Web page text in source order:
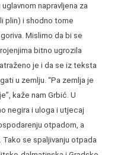
napravljena za
plin) i shodno tome
Mislimo da bi se
bitno ugrozila
je i da se iz teksta
u zemlju. “Pa zemlja je
kaže nam Grbić. U
negira i uloga i utjecaj
otpadom, a
se spaljivanju otpada